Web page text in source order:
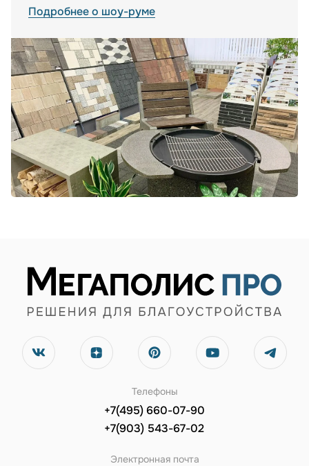
Подробнее о шоу-руме
Телефоны
+7(495) 660-07-90
+7(903) 543-67-02
Электронная почта